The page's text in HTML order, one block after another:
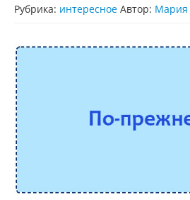
Рубрика: интересное Автор: Мария